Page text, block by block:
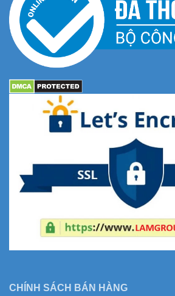
CHÍNH SÁCH BÁN HÀNG